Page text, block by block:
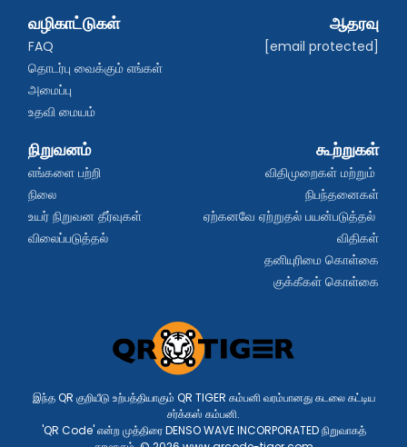
வழிகாட்டுகள்
FAQ
தொடர்பு வைக்கும் எங்கள்
அமைப்பு
உதவி மையம்
ஆதரவு
[email protected]
நிறுவனம்
எங்களை பற்றி
நிலை
உயர் நிறுவன தீர்வுகள்
விலைப்படுத்தல்
கூற்றுகள்
விதிமுறைகள் மற்றும்
நிபந்தனைகள்
ஏற்கனவே ஏற்றுதல் பயன்படுத்தல்
விதிகள்
தனியுரிமை கொள்கை
குக்கீகள் கொள்கை
இந்த QR குறியீடு உற்பத்தியாகும் QR TIGER கம்பனி வரம்பானது கடலை கட்டிய
சர்க்கஸ் கம்பனி.
'QR Code' என்ற முத்திரை DENSO WAVE INCORPORATED நிறுவாகத்